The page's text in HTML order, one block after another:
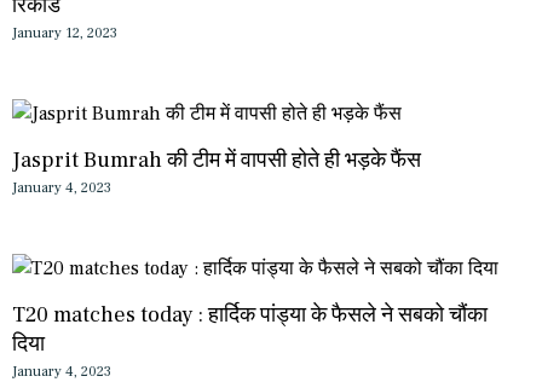
January 12, 2023
Jasprit Bumrah की टीम में वापसी होते ही भड़के फैंस
January 4, 2023
T20 matches today : हार्दिक पांड्या के फैसले ने सबको चौंका
दिया
January 4, 2023